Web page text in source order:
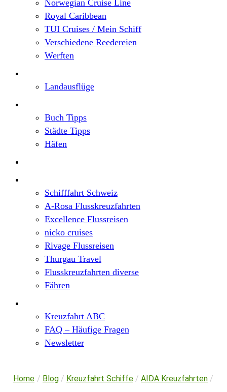
Norwegian Cruise Line
Royal Caribbean
TUI Cruises / Mein Schiff
Verschiedene Reedereien
Werften
Landausflüge
Buch Tipps
Städte Tipps
Häfen
Schifffahrt Schweiz
A-Rosa Flusskreuzfahrten
Excellence Flussreisen
nicko cruises
Rivage Flussreisen
Thurgau Travel
Flusskreuzfahrten diverse
Fähren
Kreuzfahrt ABC
FAQ – Häufige Fragen
Newsletter
Home / Blog / Kreuzfahrt Schiffe / AIDA Kreuzfahrten /